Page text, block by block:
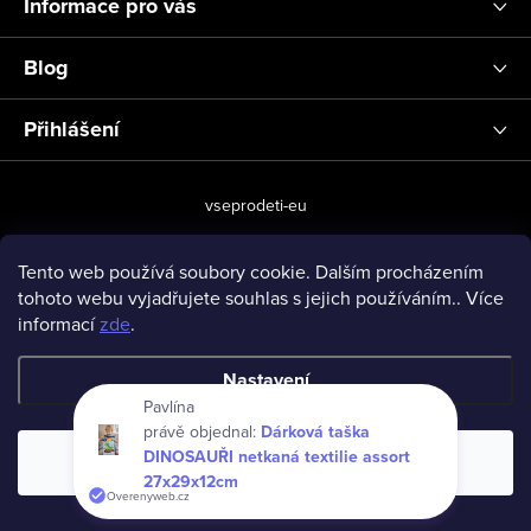
Tento web používá soubory cookie. Dalším procházením
tohoto webu vyjadřujete souhlas s jejich používáním.. Více
informacízde.
Nastavení
Souhlasím
Blog
Přihlášení
vseprodeti-eu
Copyright 2026www.vseprodeti.eu. Všechna práva vyhrazena.
Pavlína
právě objednal: Dárková taška
DINOSAUŘI netkaná textilie assort
27x29x12cm
Overenyweb.cz